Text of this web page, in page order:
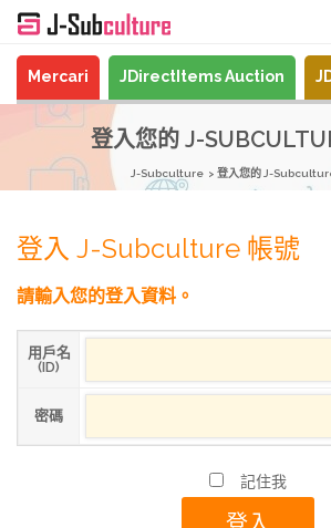
Mercari JDirectItems Auction
登入您的 J-
J-Subculture 登入您的 J-
登入 J-Subculture 帳號
請輸入您的登入資料。
用戶名
(ID)
密碼
記住我